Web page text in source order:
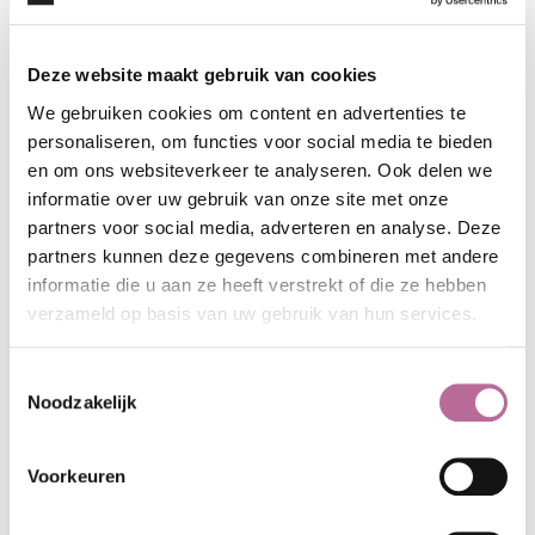
Deze website maakt gebruik van cookies
We gebruiken cookies om content en advertenties te
personaliseren, om functies voor social media te bieden
en om ons websiteverkeer te analyseren. Ook delen we
informatie over uw gebruik van onze site met onze
partners voor social media, adverteren en analyse. Deze
partners kunnen deze gegevens combineren met andere
informatie die u aan ze heeft verstrekt of die ze hebben
verzameld op basis van uw gebruik van hun services.
Noodzakelijk
Voorkeuren
referentiedagen en -uren dienen bij de start van de
arbeidsovereenkomst aan de werknemer te worden
verstrekt.
In geval sprake is van een onvoorspelbaar werkpatroon
kan de werknemer het verrichten van arbeid weigeren
als de werkgever (te) kort van te voren de werknemer
verzoekt te komen werken. In de regel dient een verzoek
tenminste vier dagen voor het verrichten van het werk te
bekort.